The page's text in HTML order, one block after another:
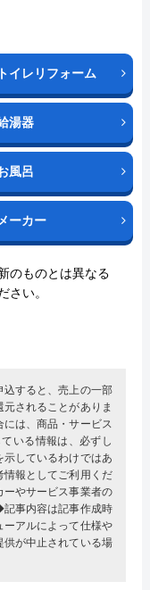
トイレリフォーム
湯器
風呂
メーカー
のものとは異なる
さい。
すると、売上の一部
されることがありま
は、商品・サービス
いる情報は、必ずし
しているわけではあ
情報としてご利用くだ
やサービス事業者の
事内容は記事作成時
アルによって仕様や
が中止されている場